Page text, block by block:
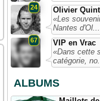
24
Olivier Quint
«Les
Nantes
67
VIP en Vrac
«Dans cette
catégorie,
ALBUMS